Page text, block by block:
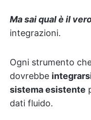
Ma sai qual è il
integrazioni.
Ogni strumento
dovrebbe
sistema esistente
dati fluido.